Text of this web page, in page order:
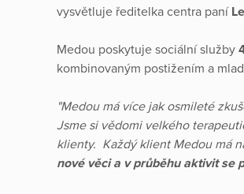
vysvětluje ředitelka centra paní
Medou poskytuje sociální služby
kombinovaným postižením a
"Medou má více jak osmileté
Jsme si vědomi velkého
klienty. Každý klient Medou má
nové věci a v průběhu aktivit se